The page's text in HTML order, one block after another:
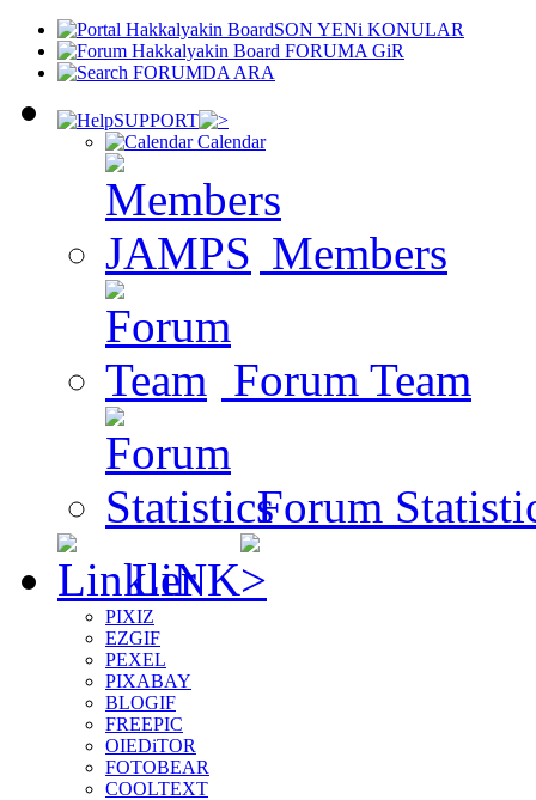
SON YENi KONULAR
FORUMA GiR
FORUMDA ARA
SUPPORT
Calendar
Members
Forum Team
Forum
LiNK
PIXIZ
EZGIF
PEXEL
PIXABAY
BLOGIF
FREEPIC
OIEDiTOR
FOTOBEAR
COOLTEXT